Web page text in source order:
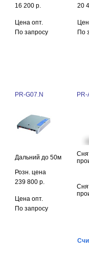
16 200 р.
Цена опт.
По запросу
20
По
PR-G07.N PR-
Дальний до 50м
Розн. цена
239 800 р.
Цена опт.
По запросу